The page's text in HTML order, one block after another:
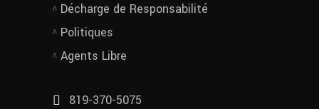
Décharge de Responsabilité
Politiques
Agents Libre
819-370-5075